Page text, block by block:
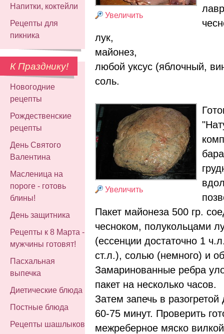
Напитки, коктейли
Рецепты для
пикника
К Празднику!
Новогодние
рецепты
Рождественские
рецепты
День Святого
Валентина
Масленица на
пороге - готовь
блины!
День защитника
Рецепты к 8 Марта -
мужчины готовят!
Пасхальная
выпечка
Диетические блюда
Постные блюда
Рецепты шашлыков
Увеличить
лук,
майонез,
любой уксус (яблочный,
соль.
Увеличить
Пакет майонеза 500 гр.
чесноком, полукольцами
(ессенции достаточно 1
ст.л.), солью (немного) и
Замаринованные ребра
пакет на несколько часов.
Затем запечь в
60-75 минут. Проверить
межреберное мяско